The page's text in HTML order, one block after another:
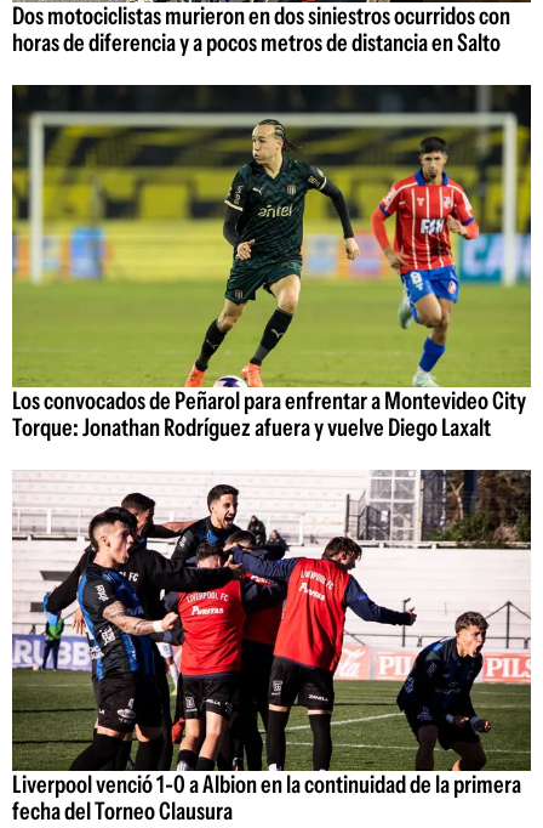
Dos motociclistas murieron en dos siniestros ocurridos con
horas de diferencia y a pocos metros de distancia en Salto
Los convocados de Peñarol para enfrentar a Montevideo City
Torque: Jonathan Rodríguez afuera y vuelve Diego Laxalt
Liverpool venció 1-0 a Albion en la continuidad de la primera
fecha del Torneo Clausura